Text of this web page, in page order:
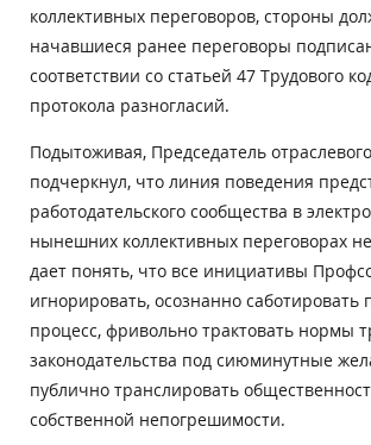
коллективных переговоров, стороны
начавшиеся ранее переговоры
соответствии со статьей 47 Трудового
протокола разногласий.
Подытоживая, Председатель
подчеркнул, что линия поведения
работодательского сообщества в
нынешних коллективных переговорах
дает понять, что все инициативы
игнорировать, осознанно саботировать
процесс, фривольно трактовать нормы
законодательства под сиюминутные
публично транслировать
собственной непогрешимости.